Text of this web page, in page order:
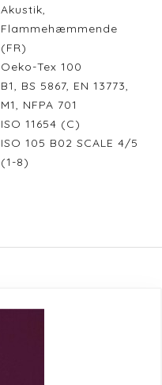
Akustik,
Flammehæmmende
(FR)
Oeko-Tex 100
B1, BS 5867, EN 13773,
M1, NFPA 701
ISO 11654 (C)
ISO 105 B02 SCALE 4/5
(1-8)